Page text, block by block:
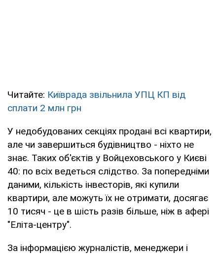
Читайте: Київрада звільнила УПЦ КП від
сплати 2 млн грн
У недобудованих секціях продані всі квартири,
але чи завершиться будівництво - ніхто не
знає. Таких об'єктів у Войцеховського у Києві
40: по всіх ведеться слідство. За попередніми
даними, кількість інвесторів, які купили
квартири, але можуть їх не отримати, досягає
10 тисяч - це в шість разів більше, ніж в афері
"Еліта-центру".
За інформацією журналістів, менеджери і